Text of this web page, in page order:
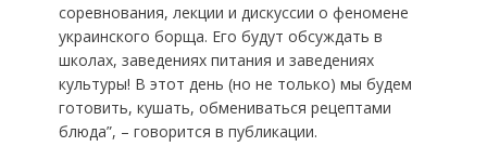
соревнования, лекции и дискуссии о феномене
украинского борща. Его будут обсуждать в
школах, заведениях питания и заведениях
культуры! В этот день (но не только) мы будем
готовить, кушать, обмениваться рецептами
блюда”, – говорится в публикации.